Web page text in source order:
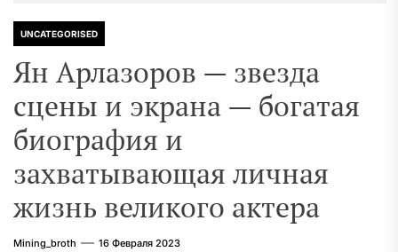
UNCATEGORISED
Ян Арлазоров — звезда
сцены и экрана — богатая
биография и
захватывающая личная
жизнь великого актера
Mining_broth 16 Февраля 2023